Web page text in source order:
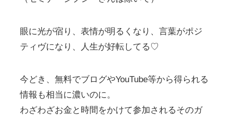
眼に光が宿り、表情が明るくなり、言葉がポジ
ティヴになり、人生が好転してる♡
今どき、無料でブログやYouTube等から得られる
情報も相当に濃いのに。
わざわざお金と時間をかけて参加されるそのガ